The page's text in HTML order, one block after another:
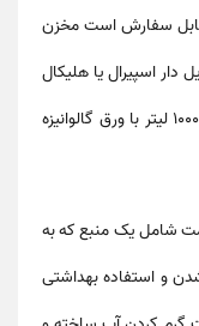
در ۳ شکل مختلف قابل سفارش است مخزن
دار اسپیرال یا هلیکال
منبع کویل دار عمودی از ظرفیت ۴۰۰ لیتر تا ۱۰۰۰۰ لیتر با ورق گالوانیزه
شامل یک منبع که به
و استفاده بهداشتی